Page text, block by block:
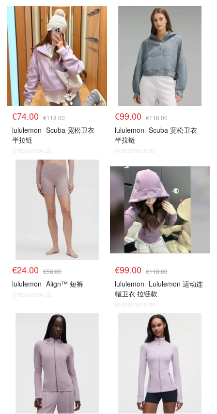
€74.00 €118.00
lululemon Scuba 宽松卫衣
半拉链
@dealmoon.de
€99.00 €118.00
lululemon Scuba 宽松卫衣
半拉链
@dealmoon.de
€24.00 €58.00
lululemon Align™ 短裤
@dealmoon.de
€99.00 €118.00
lululemon Lululemon 运动连
帽卫衣 拉链款
@dealmoon.de